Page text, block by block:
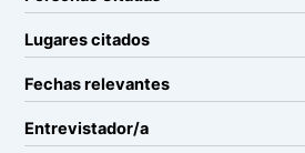
Lugares citados
Fechas relevantes
Entrevistador/a